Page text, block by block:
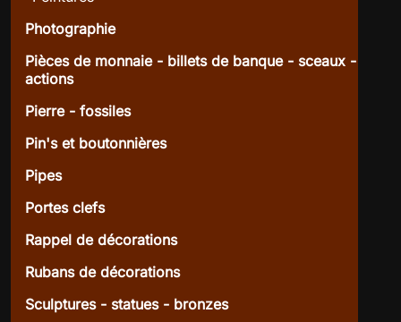
Photographie
Pièces de monnaie - billets de banque - sceaux -
actions
Pierre - fossiles
Pin's et boutonnières
Pipes
Portes clefs
Rappel de décorations
Rubans de décorations
Sculptures - statues - bronzes